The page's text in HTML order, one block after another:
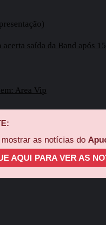
acerta saída da Band após
Area Vip
as notícias do
AQUI PARA VER AS